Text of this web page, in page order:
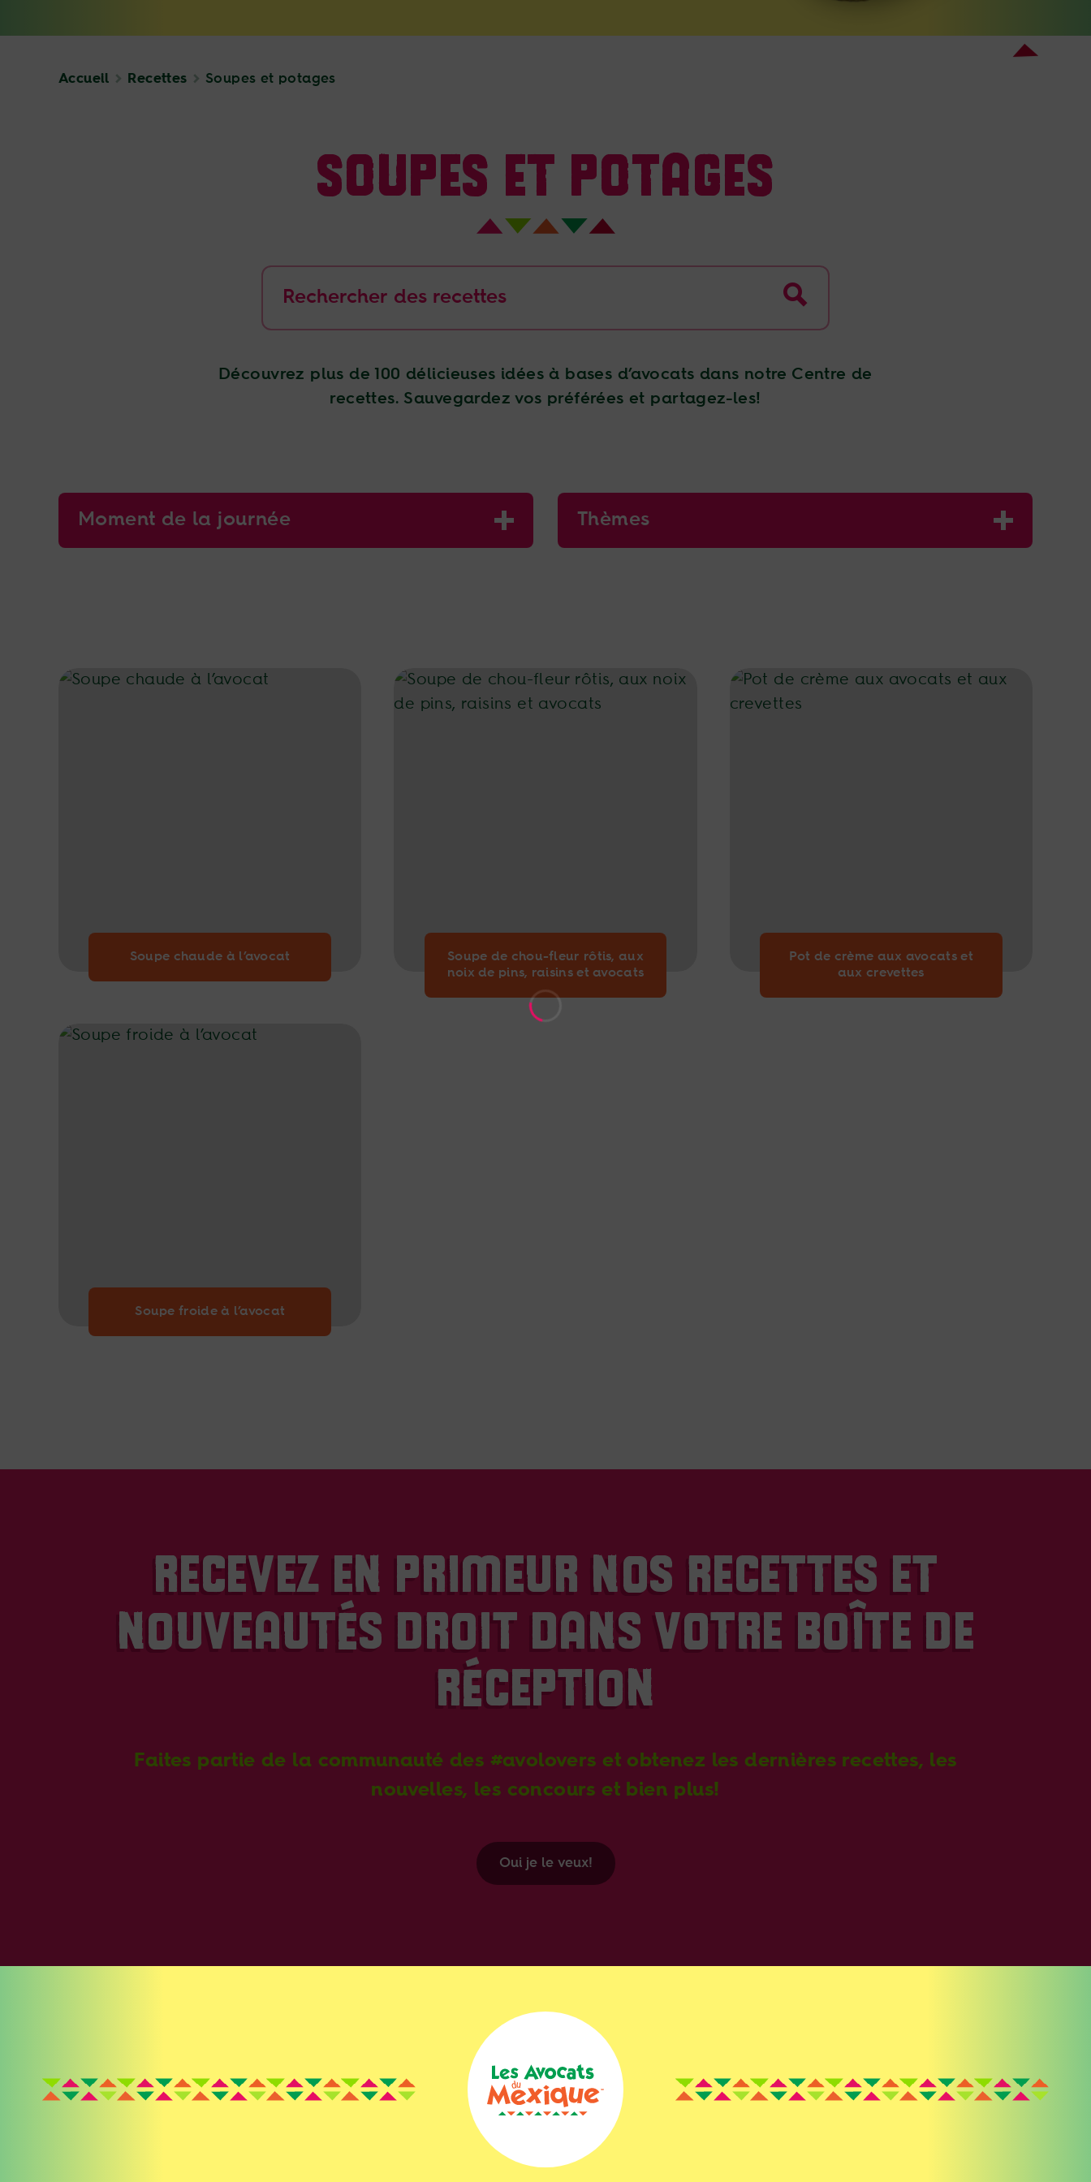
Accueil Recettes Soupes et potages
SOUPES ET POTAGES
Rechercher
Découvrez plus de 100 délicieuses idées à bases d’avocats dans notre Centre de
recettes. Sauvegardez vos préférées et partagez-les!
Moment de la journée Thèmes
Soupe chaude à l’avocat
Soupe chaude à l’avocat
Soupe de chou-fleur rôtis, aux noix de pins, raisins et avocats
Soupe de chou-fleur rôtis, aux
noix de pins, raisins et avocats
Pot de crème aux avocats et aux crevettes
Pot de crème aux avocats et
aux crevettes
Soupe froide à l’avocat
Soupe froide à l’avocat
RECEVEZ EN PRIMEUR NOS RECETTES ET
NOUVEAUTÉS DROIT DANS VOTRE BOÎTE DE
RÉCEPTION
Faites partie de la communauté des #avolovers et obtenez les dernières recettes, les
nouvelles, les concours et bien plus!
Oui je le veux!